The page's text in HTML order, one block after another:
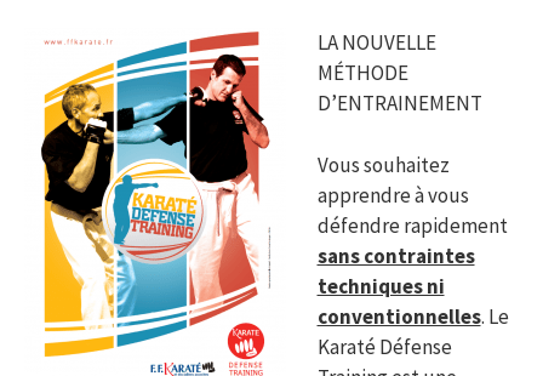
LA NOUVELLE
MÉTHODE
D’ENTRAINEMENT
Vous souhaitez
apprendre à vous
défendre rapidement
sans contraintes
techniques ni
conventionnelles. Le
Karaté Défense